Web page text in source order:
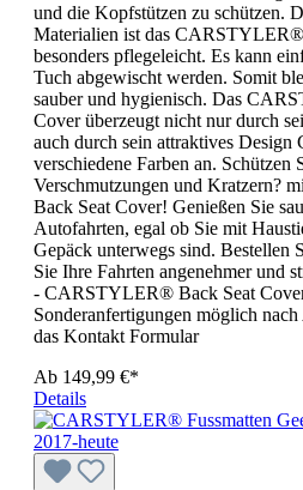
und die Kopfstützen zu schützen.
Materialien ist das
besonders pflegeleicht. Es kann
Tuch abgewischt werden. Somit
sauber und hygienisch. Das
Cover überzeugt nicht nur durch
auch durch sein attraktives
verschiedene Farben an. Schützen
Verschmutzungen und Kratzern?
Back Seat Cover! Genießen Sie
Autofahrten, egal ob Sie mit
Gepäck unterwegs sind. Bestellen
Sie Ihre Fahrten angenehmer und
- CARSTYLER® Back Seat
Sonderanfertigungen möglich
das Kontakt Formular
Ab 149,99 €*
Details